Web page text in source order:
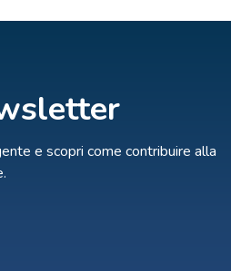
e scopri come contribuire alla